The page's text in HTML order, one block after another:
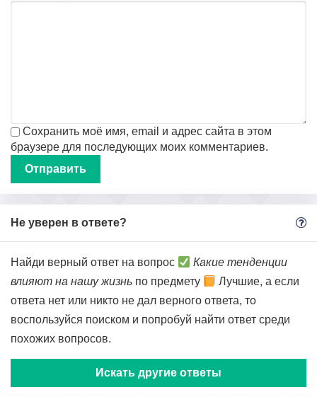
Сохранить моё имя, email и адрес сайта в этом
браузере для последующих моих комментариев.
Не уверен в ответе?
Найди верный ответ на вопрос
Какие тенденции
влияют на нашу жизнь по предмету
Лучшие, а если
ответа нет или никто не дал верного ответа, то
воспользуйся поиском и попробуй найти ответ среди
похожих вопросов.
Искать другие ответы